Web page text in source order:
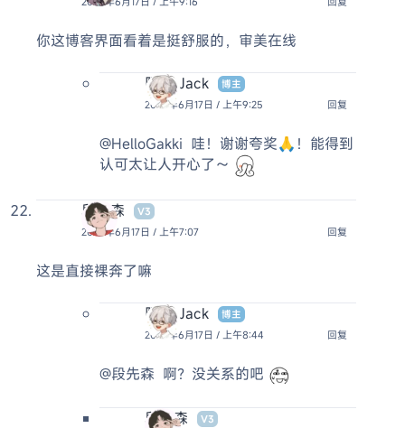
你这博客界面看着是挺舒服的，审美在线
阿杰 Jack
博主
2025年6月17日 / 上午9:25
回复
@HelloGakki 哇！谢谢夸奖🙏！能得到
认可太让人开心了～
段先森
V3
2025年6月17日 / 上午7:07
回复
这是直接裸奔了嘛
阿杰 Jack
博主
2025年6月17日 / 上午8:44
回复
@段先森 啊？没关系的吧
段先森 V3